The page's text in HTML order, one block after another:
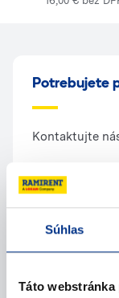
Súhlas
Táto
Potrebujete
Kontaktujte